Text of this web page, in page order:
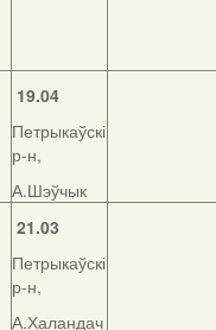
19.04
Петрыкаўскі
р-н,
А.Шэўчык
21.03
Петрыкаўскі
р-н,
А.Халандач